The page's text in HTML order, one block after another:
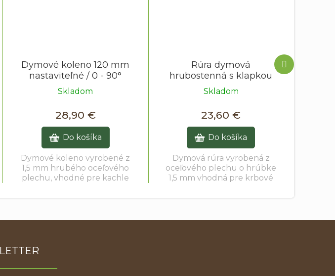
Dymové koleno 120 mm
nastaviteľné / 0 - 90°
hrubostenné 1,5 mm
Skladom
28,90 €
Do košíka
Dymové koleno vyrobené z
1,5 mm hrubého oceľového
plechu, vhodné pre kachle
Rúra dymová
hrubostenná s klapkou
150 mm / 250 mm / 1,5
mm
Skladom
23,60 €
Do košíka
Dymová rúra vyrobená z
oceľového plechu o hrúbke
1,5 mm vhodná pre krbové
Ďalší
produkt